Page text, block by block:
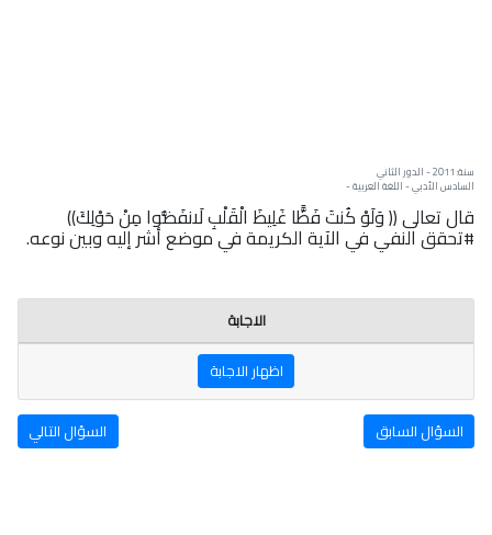
سنة: 2011 - الدور الثاني
السادس الأدبي - اللغة العربية -
قال تعالى (( وَلَوْ كُنتَ فَظًّا غَلِيظَ الْقَلْبِ لَانفَضُّوا مِنْ حَوْلِكَ))
#تحقق النفي في الآية الكريمة في موضع أشر إليه وبين نوعه.
الاجابة
اظهار الاجابة
السؤال السابق السؤال التالي